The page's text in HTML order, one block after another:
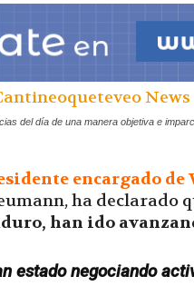
del día de una manera objetiva e
encargado de
ha declarado
han ido
estado negociando